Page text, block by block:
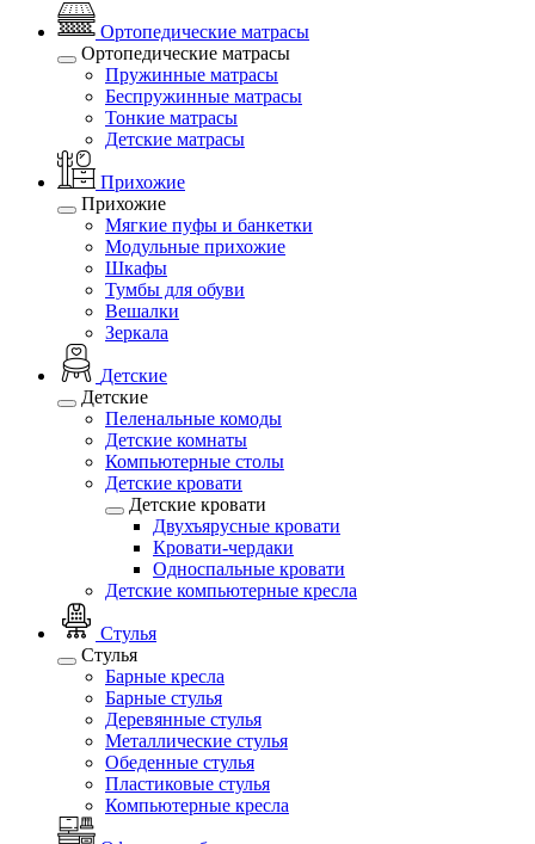
Ортопедические матрасы
Ортопедические матрасы
Пружинные матрасы
Беспружинные матрасы
Тонкие матрасы
Детские матрасы
Прихожие
Прихожие
Мягкие пуфы и банкетки
Модульные прихожие
Шкафы
Тумбы для обуви
Вешалки
Зеркала
Детские
Детские
Пеленальные комоды
Детские комнаты
Компьютерные столы
Детские кровати
Детские кровати
Двухъярусные кровати
Кровати-чердаки
Односпальные кровати
Детские компьютерные кресла
Стулья
Стулья
Барные кресла
Барные стулья
Деревянные стулья
Металлические стулья
Обеденные стулья
Пластиковые стулья
Компьютерные кресла